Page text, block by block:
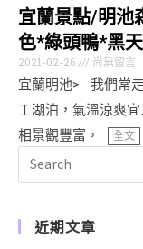
宜蘭景點/明池
色*綠頭鴨*黑
2021-02-26 尚無留言
宜蘭明池> 我們常
工湖泊，氣溫涼爽
相景觀豐富，
全文
近期文章